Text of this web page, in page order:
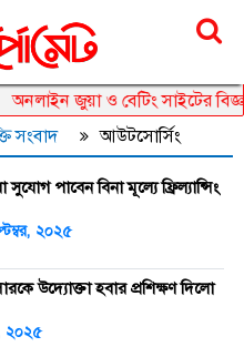
অনলাইন জুয়া ও বেটিং সাইটের
সংবাদ আউটসোর্সিং
পাবেন বিনা মূল্যে ফ্রিল্যান্সিং
২০২৫
উদ্যোক্তা হবার প্রশিক্ষণ দিলো
২০২৫